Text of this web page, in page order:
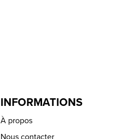
INFORMATIONS
À propos
Nous contacter